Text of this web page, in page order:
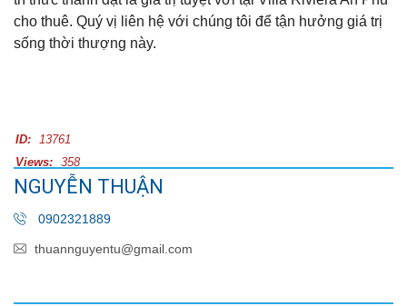
cho thuê. Quý vị liên hệ với chúng tôi để tận hưởng giá trị
sống thời thượng này.
ID:
13761
Views: 358
NGUYỄN THUẬN
0902321889
thuannguyentu@gmail.com